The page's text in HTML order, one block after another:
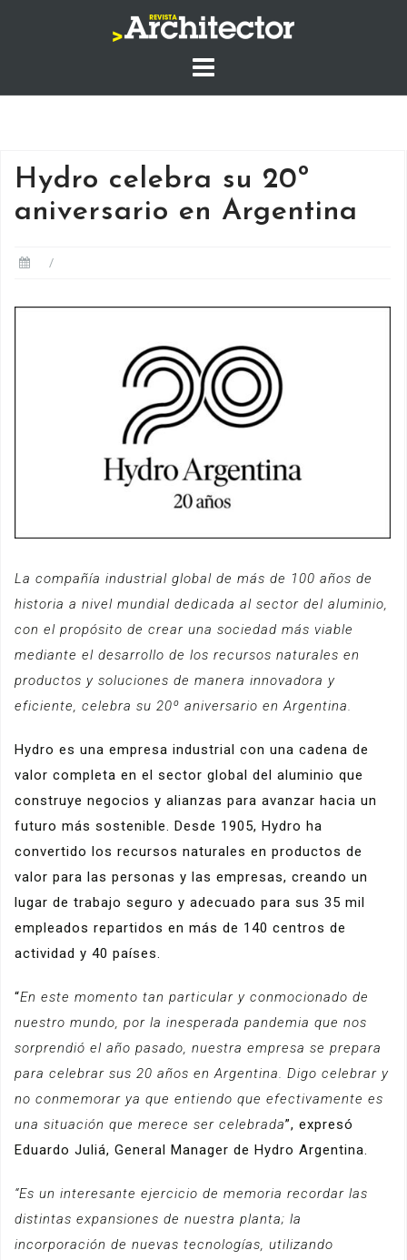
Hydro celebra su 20º
aniversario en Argentina
La compañía industrial global de más de 100 años de
historia a nivel mundial dedicada al sector del aluminio,
con el propósito de crear una sociedad más viable
mediante el desarrollo de los recursos naturales en
productos y soluciones de manera innovadora y
eficiente, celebra su 20º aniversario en Argentina.
Hydro es una empresa industrial con una cadena de
valor completa en el sector global del aluminio que
construye negocios y alianzas para avanzar hacia un
futuro más sostenible. Desde 1905, Hydro ha
convertido los recursos naturales en productos de
valor para las personas y las empresas, creando un
lugar de trabajo seguro y adecuado para sus 35 mil
empleados repartidos en más de 140 centros de
actividad y 40 países.
“En este momento tan particular y conmocionado de
nuestro mundo, por la inesperada pandemia que nos
sorprendió el año pasado, nuestra empresa se prepara
para celebrar sus 20 años en Argentina. Digo celebrar y
no conmemorar ya que entiendo que efectivamente es
una situación que merece ser celebrada”, expresó
Eduardo Juliá, General Manager de Hydro Argentina.
“Es un interesante ejercicio de memoria recordar las
distintas expansiones de nuestra planta; la
incorporación de nuevas tecnologías, utilizando